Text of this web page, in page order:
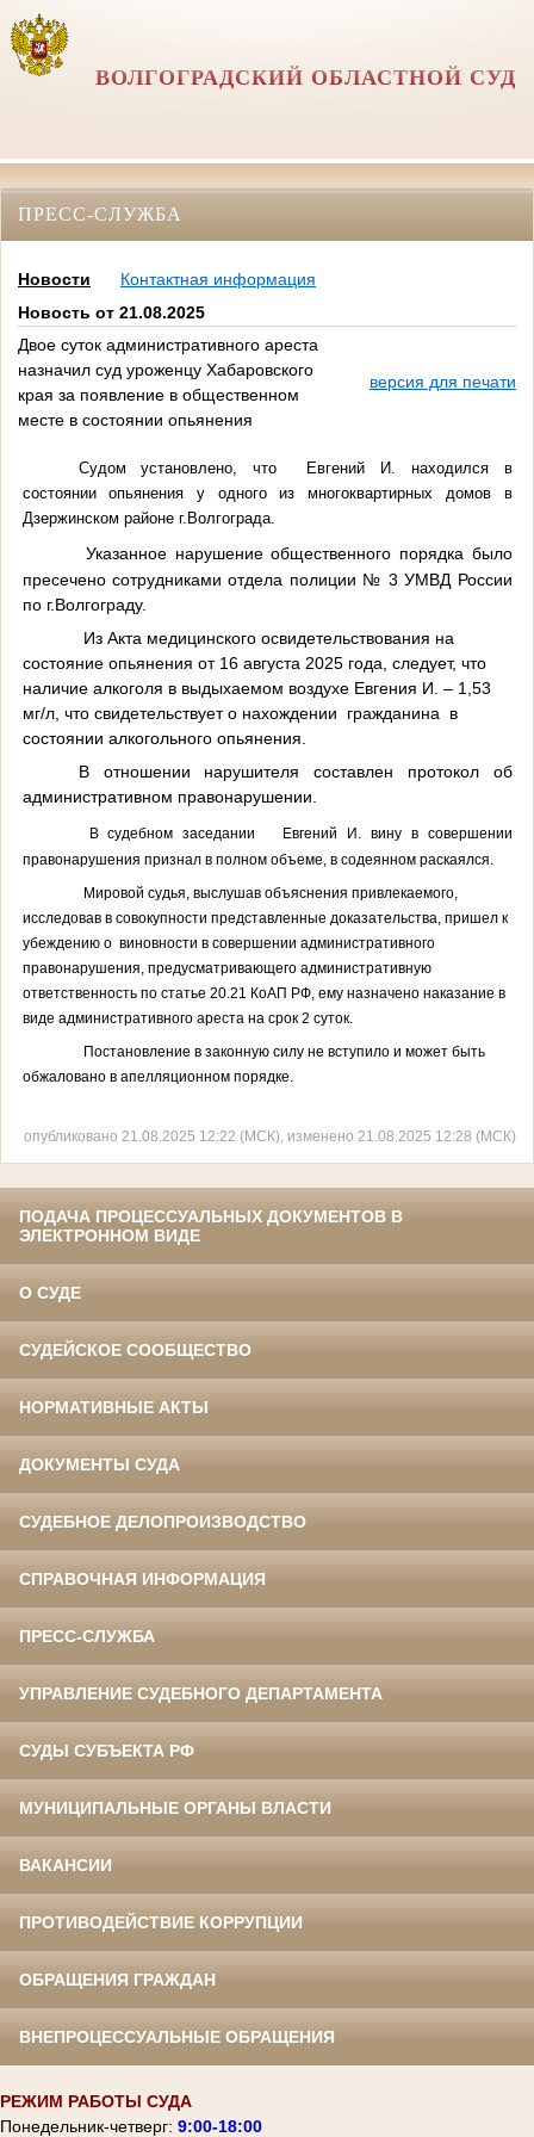
ВОЛГОГРАДСКИЙ ОБЛАСТНОЙ СУД
ПРЕСС-СЛУЖБА
Новости
Контактная информация
Новость от 21.08.2025
Двое суток административного ареста
назначил суд уроженцу Хабаровского
края за появление в общественном
месте в состоянии опьянения
версия для печати
Судом установлено, что Евгений И. находился в
состоянии опьянения у одного из многоквартирных домов в
Дзержинском районе г.Волгограда.
Указанное нарушение общественного порядка было
пресечено сотрудниками отдела полиции № 3 УМВД России
по г.Волгограду.
Из Акта медицинского освидетельствования на
состояние опьянения от 16 августа 2025 года, следует, что
наличие алкоголя в выдыхаемом воздухе Евгения И. – 1,53
мг/л, что свидетельствует о нахождении гражданина в
состоянии алкогольного опьянения.
В отношении нарушителя составлен протокол об
административном правонарушении.
В судебном заседании
Евгений И. вину в совершении
правонарушения признал в полном объеме, в содеянном раскаялся.
Мировой судья, выслушав объяснения привлекаемого,
исследовав в совокупности представленные доказательства, пришел к
убеждению о виновности в совершении административного
правонарушения, предусматривающего административную
ответственность по статье 20.21 КоАП РФ, ему назначено наказание в
виде административного ареста на срок 2 суток.
Постановление в законную силу не вступило и может быть
обжаловано в апелляционном порядке.
опубликовано 21.08.2025 12:22 (МСК), изменено 21.08.2025 12:28 (МСК)
ПОДАЧА ПРОЦЕССУАЛЬНЫХ ДОКУМЕНТОВ В
ЭЛЕКТРОННОМ ВИДЕ
О СУДЕ
СУДЕЙСКОЕ СООБЩЕСТВО
НОРМАТИВНЫЕ АКТЫ
ДОКУМЕНТЫ СУДА
СУДЕБНОЕ ДЕЛОПРОИЗВОДСТВО
СПРАВОЧНАЯ ИНФОРМАЦИЯ
ПРЕСС-СЛУЖБА
УПРАВЛЕНИЕ СУДЕБНОГО ДЕПАРТАМЕНТА
СУДЫ СУБЪЕКТА РФ
МУНИЦИПАЛЬНЫЕ ОРГАНЫ ВЛАСТИ
ВАКАНСИИ
ПРОТИВОДЕЙСТВИЕ КОРРУПЦИИ
ОБРАЩЕНИЯ ГРАЖДАН
ВНЕПРОЦЕССУАЛЬНЫЕ ОБРАЩЕНИЯ
РЕЖИМ РАБОТЫ СУДА
Понедельник-четверг: 9:00-18:00